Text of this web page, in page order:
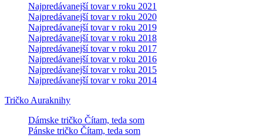
Najpredávanejší tovar v roku 2021
Najpredávanejší tovar v roku 2020
Najpredávanejší tovar v roku 2019
Najpredávanejší tovar v roku 2018
Najpredávanejší tovar v roku 2017
Najpredávanejší tovar v roku 2016
Najpredávanejší tovar v roku 2015
Najpredávanejší tovar v roku 2014
Tričko Auraknihy
Dámske tričko Čítam, teda som
Pánske tričko Čítam, teda som